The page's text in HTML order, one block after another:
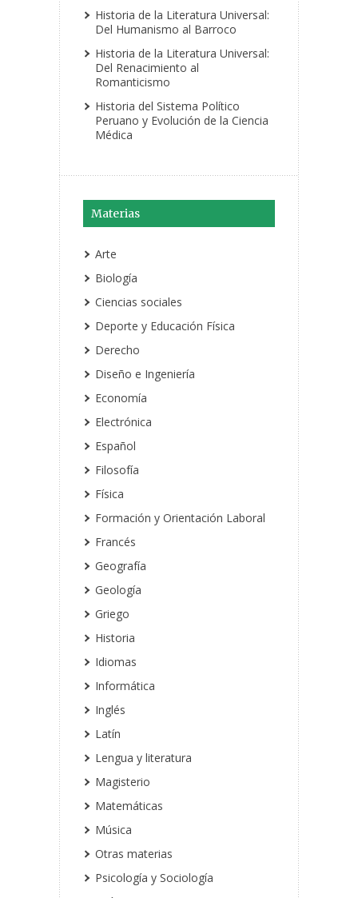
Historia de la Literatura Universal:
Del Humanismo al Barroco
Historia de la Literatura Universal:
Del Renacimiento al
Romanticismo
Historia del Sistema Político
Peruano y Evolución de la Ciencia
Médica
Materias
Arte
Biología
Ciencias sociales
Deporte y Educación Física
Derecho
Diseño e Ingeniería
Economía
Electrónica
Español
Filosofía
Física
Formación y Orientación Laboral
Francés
Geografía
Geología
Griego
Historia
Idiomas
Informática
Inglés
Latín
Lengua y literatura
Magisterio
Matemáticas
Música
Otras materias
Psicología y Sociología